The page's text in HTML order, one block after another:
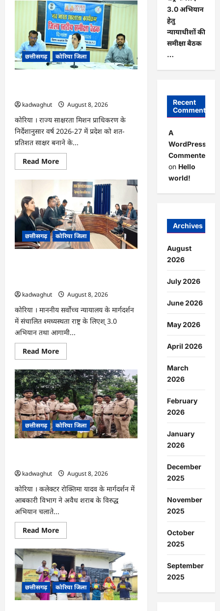
CG
:
कलेक्टर
के
मार्गदर्शन
में
छह
गांवों
तक
पहुंची
हस्तशिल्प
छत्तीसगढ़ कोरिया जिला
kadwaghut
August 8, 2026
कोरिया । राज्य साक्षरता मिशन प्राधिकरण के
निर्देशानुसार वर्ष 2026-27 में प्रदेश को शत-
प्रतिशत साक्षर बनाने के...
Read MoreRead
more
CG
अगस्त
को
जिलेभर
में
आयोजित
होगा
‘उल्लास
महा-
छत्तीसगढ़ कोरिया जिला
kadwaghut
August 8, 2026
कोरिया । माननीय सर्वाेच्च न्यायालय के मार्गदर्शन
में संचालित श्मध्यस्थता राष्ट्र के लिएश् 3.0
अभियान तथा आगामी...
Read MoreRead
more
CG
:
नेशनल
लोक
अदालत
एवं
‘मध्यस्थता
राष्ट्र
के
लिए‘
3.0
समीक्षा
…
छत्तीसगढ़ कोरिया जिला
kadwaghut
August 8, 2026
कोरिया । कलेक्टर रोक्तिमा यादव के मार्गदर्शन में
आबकारी विभाग ने अवैध शराब के विरुद्ध
अभियान चलाते...
Read MoreRead
more
CG
:
अवैध
शराब
पर
आबकारी
का
शिकंजा,
छत्तीसगढ़ कोरिया जिला
3.0 अभियान
हेतु
न्यायाधीशों की
समीक्षा बैठक
…
Recent
Comments
A
WordPress
Commenter
on Hello
world!
Archives
August
2026
July 2026
June 2026
May 2026
April 2026
March
2026
February
2026
January
2026
December
2025
November
2025
October
2025
September
2025